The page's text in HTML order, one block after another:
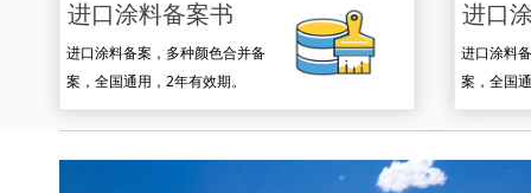
进口涂料备案书
进口涂料备案，多种颜色合并备
案，全国通用，2年有效期。
进口
进口涂料
案，全国